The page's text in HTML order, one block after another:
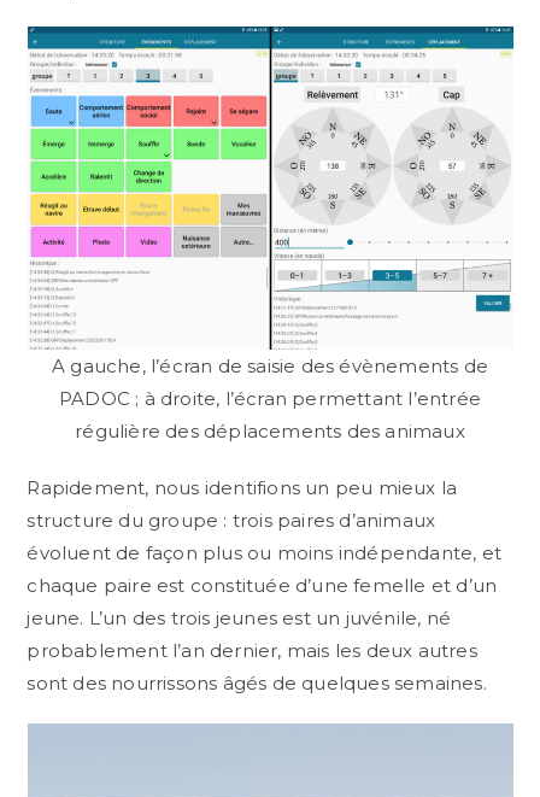
A gauche, l’écran de saisie des évènements de
PADOC ; à droite, l’écran permettant l’entrée
régulière des déplacements des animaux
Rapidement, nous identifions un peu mieux la
structure du groupe : trois paires d’animaux
évoluent de façon plus ou moins indépendante, et
chaque paire est constituée d’une femelle et d’un
jeune. L’un des trois jeunes est un juvénile, né
probablement l’an dernier, mais les deux autres
sont des nourrissons âgés de quelques semaines.